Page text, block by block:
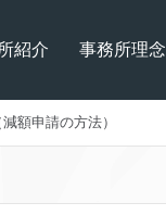
紹介 事務所理念
額申請の方法）